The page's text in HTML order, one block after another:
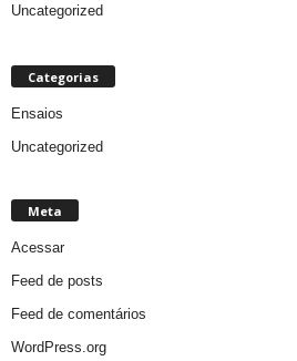
Uncategorized
Categorias
Ensaios
Uncategorized
Meta
Acessar
Feed de posts
Feed de comentários
WordPress.org